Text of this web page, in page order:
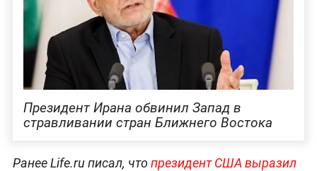
Президент Ирана обвинил Запад в
стравливании стран Ближнего Востока
Ранее Life.ru писал, чтопрезидент США выразил